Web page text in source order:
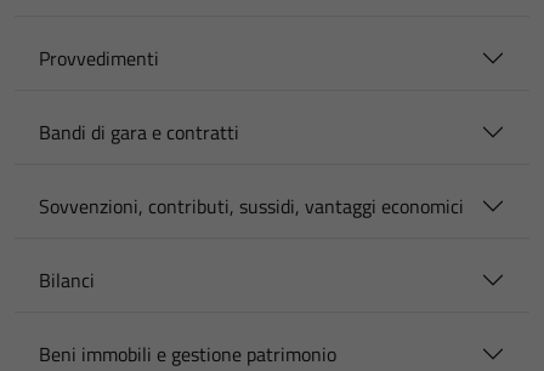
Provvedimenti
Bandi di gara e contratti
Sovvenzioni, contributi, sussidi, vantaggi economici
Bilanci
Beni immobili e gestione patrimonio